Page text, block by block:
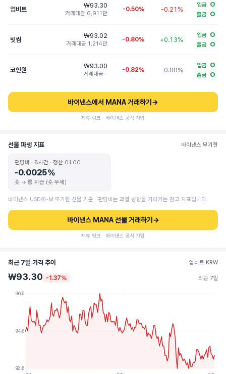
업비트
₩93.30
거래대금 6,911만
-0.50% -0.21%
입금 O
출금 O
빗썸
₩93.02
거래대금 1,214만
-0.80% +0.13%
입금 O
출금 O
코인원
₩93.00
거래대금 -
-0.82% 0.00%
입금 O
출금 O
바이낸스에서 MANA 거래하기 →
제휴 링크 · 바이낸스 공식 가입
선물 파생 지표 바이낸스 무기한
펀딩비 · 8시간 · 정산 01:00
-0.0025%
숏 → 롱 지급 (숏 우세)
바이낸스 USDⓈ-M 무기한 선물 기준 · 펀딩비는 과열 방향을 가리키는 참고 지표입니다.
바이낸스 MANA 선물 거래하기 →
제휴 링크 · 바이낸스 공식 가입
최근 7일 가격 추이 업비트 KRW
₩93.30 -1.37% 최근 7일
96.6
94.6
92.6